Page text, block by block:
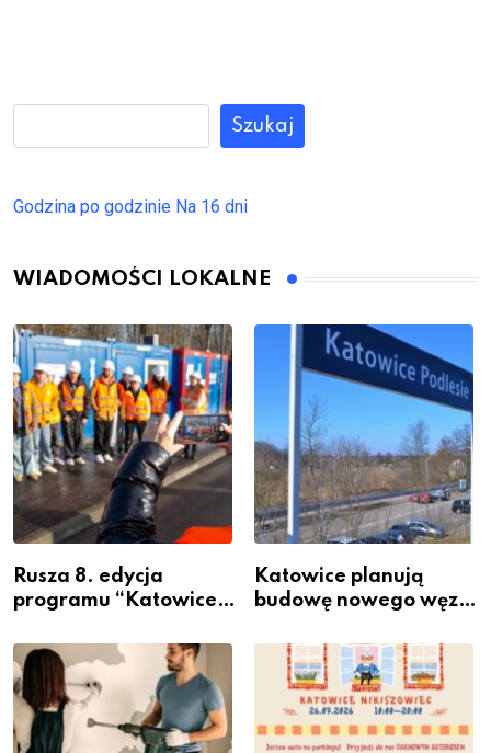
Szukaj
Godzina po godzinie Na 16 dni
WIADOMOŚCI LOKALNE
Rusza 8. edycja
programu “Katowice
– nabór dla
przedsiębiorców
Katowice planują
budowę nowego węzła
Podlesiu